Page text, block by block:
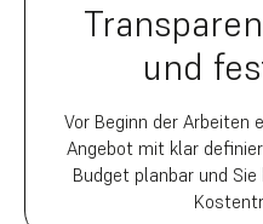
und
Vor Beginn der Arbeiten
Angebot mit klar
Budget planbar und